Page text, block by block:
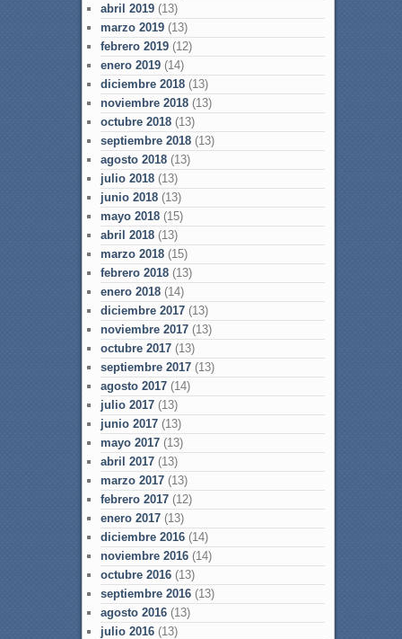
abril 2019(13)
marzo 2019(13)
febrero 2019(12)
enero 2019(14)
diciembre 2018(13)
noviembre 2018(13)
octubre 2018(13)
septiembre 2018(13)
agosto 2018(13)
julio 2018(13)
junio 2018(13)
mayo 2018(15)
abril 2018(13)
marzo 2018(15)
febrero 2018(13)
enero 2018(14)
diciembre 2017(13)
noviembre 2017(13)
octubre 2017(13)
septiembre 2017(13)
agosto 2017(14)
julio 2017(13)
junio 2017(13)
mayo 2017(13)
abril 2017(13)
marzo 2017(13)
febrero 2017(12)
enero 2017(13)
diciembre 2016(14)
noviembre 2016(14)
octubre 2016(13)
septiembre 2016(13)
agosto 2016(13)
julio 2016(13)